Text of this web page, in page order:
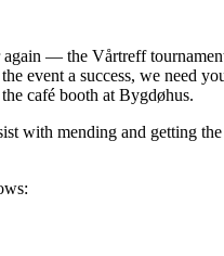
again — the Vårtreff
event a success, we need
café booth at Bygdøhus.
with mending and getting the